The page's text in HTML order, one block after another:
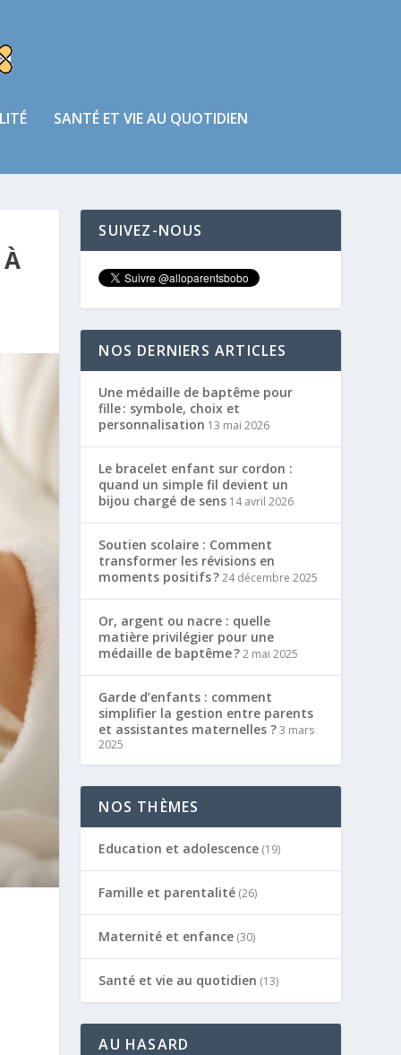
SANTÉ ET VIE AU QUOTIDIEN
SUIVEZ-NOUS
NOS DERNIERS ARTICLES
Une médaille de baptême pour
fille : symbole, choix et
personnalisation 13 mai 2026
Le bracelet enfant sur cordon :
quand un simple fil devient un
bijou chargé de sens 14 avril 2026
Soutien scolaire : Comment
transformer les révisions en
moments positifs ?24 décembre 2025
Or, argent ou nacre : quelle
matière privilégier pour une
médaille de baptême ?2 mai 2025
Garde d’enfants : comment
simplifier la gestion entre parents
et assistantes maternelles ?3 mars
2025
NOS THÈMES
Education et adolescence (19)
Famille et parentalité (26)
Maternité et enfance (30)
Santé et vie au quotidien (13)
AU HASARD